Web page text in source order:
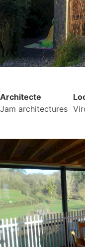
Architecte
Jam architectures